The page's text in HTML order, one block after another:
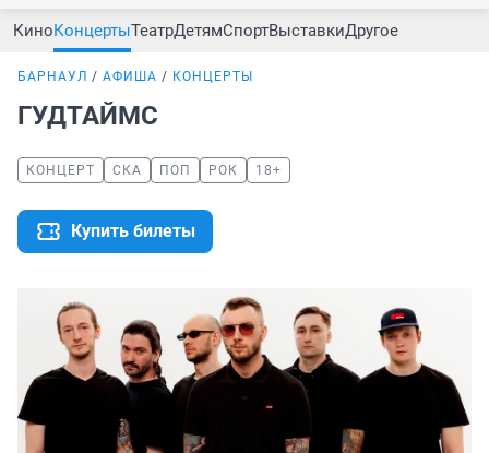
КиноКонцертыТеатрДетямСпортВыставкиДругое
БАРНАУЛ АФИША КОНЦЕРТЫ
ГУДТАЙМС
КОНЦЕРТ СКА ПОП РОК 18+
Купить билеты